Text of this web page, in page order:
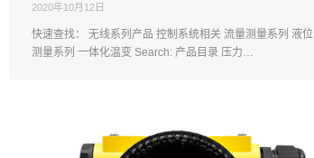
2020年10月12日
快速查找： 无线系列产品 控制系统相关 流量测量系列 液位
测量系列 一体化温变 Search: 产品目录 压力…